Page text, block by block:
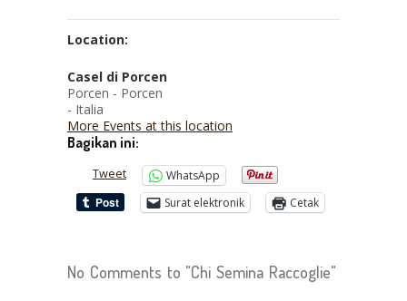
Location:
Casel di Porcen
Porcen - Porcen
- Italia
More Events at this location
Bagikan ini:
Tweet
WhatsApp
Surat elektronik
Cetak
No Comments to "Chi Semina Raccoglie"